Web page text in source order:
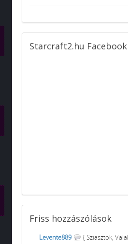
Starcraft2.hu Facebook
Friss hozzászólások
Levente889
{ Sziasztok,